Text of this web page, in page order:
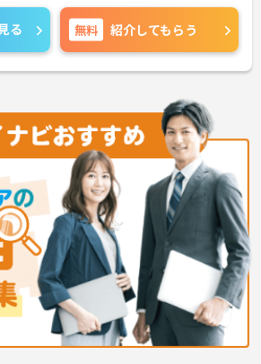
る 無料 紹介してもらう